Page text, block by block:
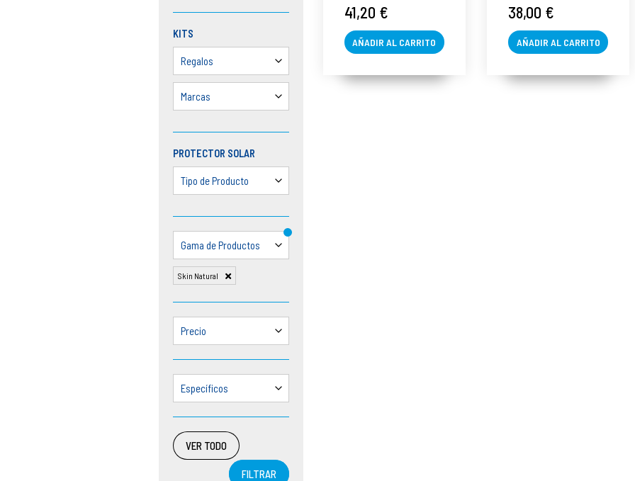
KITS
Regalos
Marcas
PROTECTOR SOLAR
Tipo de Producto
Gama de Productos
Skin Natural
Precio
Específicos
VER TODO
FILTRAR
Natural - Klapp ®
41,20 €
AÑADIR AL CARRITO
38,00 €
AÑADIR AL CARRITO